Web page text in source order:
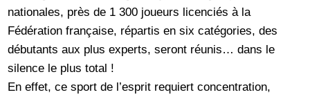
nationales, près de 1 300 joueurs licenciés à la
Fédération française, répartis en six catégories, des
débutants aux plus experts, seront réunis… dans le
silence le plus total !
En effet, ce sport de l’esprit requiert concentration,